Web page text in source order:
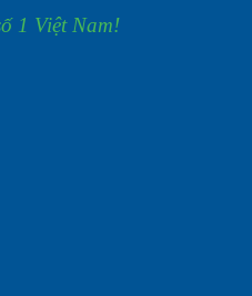
1 Việt Nam!